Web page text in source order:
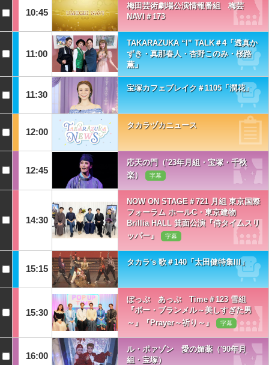
10:45
梅田芸術劇場公演情報番組 梅芸
NAVI＃173
11:00
TAKARAZUKA “I” TALK＃4「透真か
ずき・真那春人・杏野このみ・桜路
薫」
11:30
宝塚カフェブレイク＃1105「潤花」
12:00
タカラヅカニュース
12:45
応天の門（’23年月組・宝塚・千秋
楽）
字幕
14:30
NOW ON STAGE＃721 月組 東京国際
フォーラム ホールC・東京建物
Brillia HALL 箕面公演『侍タイムスリ
ッパー』
字幕
15:15
タカラ's 歌＃140「太田健特集III」
15:30
ぽっぷ あっぷ Time＃123 雪組
『ボー・ブランメル～美しすぎた男
～』『Prayer～祈り～』
字幕
16:00
ル・ポァゾン 愛の媚薬（'90年月
組・宝塚）